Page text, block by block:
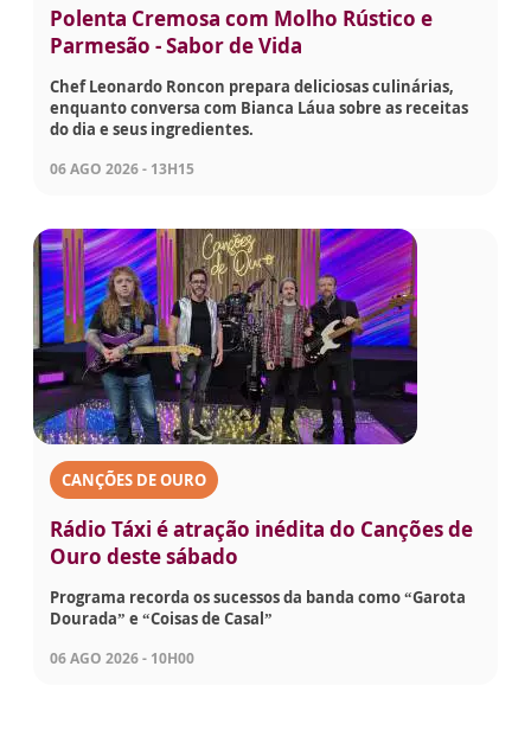
Polenta Cremosa com Molho Rústico e
Parmesão - Sabor de Vida
Chef Leonardo Roncon prepara deliciosas culinárias,
enquanto conversa com Bianca Láua sobre as receitas
do dia e seus ingredientes.
06 AGO 2026 - 13H15
CANÇÕES DE OURO
Rádio Táxi é atração inédita do Canções de
Ouro deste sábado
Programa recorda os sucessos da banda como “Garota
Dourada” e “Coisas de Casal”
06 AGO 2026 - 10H00